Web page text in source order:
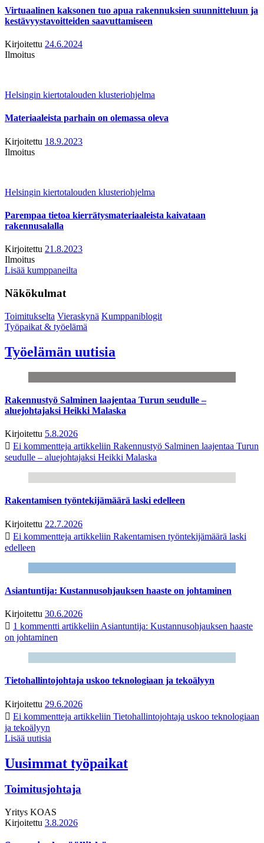
Virtuaalinen kaksonen tuo apua rakennuksien suunnitteluun ja
kestävyystavoitteiden saavuttamiseen
Kirjoitettu 24.6.2024
Ilmoitus
Helsingin kiertotalouden klusteriohjelma
Materiaaleista parhain on olemassa oleva
Kirjoitettu 18.9.2023
Ilmoitus
Helsingin kiertotalouden klusteriohjelma
Parempaa tietoa kierrätysmateriaaleista kaivataan
rakennusalalla
Kirjoitettu 21.8.2023
Ilmoitus
Lisää kumppaneilta
Näkökulmat
Toimitukselta Vieraskynä Kumppaniblogit
Työpaikat & työelämä
Työelämän uutisia
Rakennustyö Salminen laajentaa Turun seudulle –
aluejohtajaksi Heikki Malaska
Kirjoitettu 5.8.2026
Ei kommentteja artikkeliin Rakennustyö Salminen laajentaa Turun
seudulle – aluejohtajaksi Heikki Malaska
Rakentamisen työntekijämäärä laski edelleen
Kirjoitettu 22.7.2026
Ei kommentteja artikkeliin Rakentamisen työntekijämäärä laski
edelleen
Asiantuntija: Kustannusohjauksen haaste on johtaminen
Kirjoitettu 30.6.2026
1 kommentti artikkeliin Asiantuntija: Kustannusohjauksen haaste
on johtaminen
Tietohallintojohtaja uskoo teknologiaan ja tekoälyyn
Kirjoitettu 29.6.2026
Ei kommentteja artikkeliin Tietohallintojohtaja uskoo teknologiaan
ja tekoälyyn
Lisää uutisia
Uusimmat työpaikat
Toimitusjohtaja
Yritys KOAS
Kirjoitettu 3.8.2026